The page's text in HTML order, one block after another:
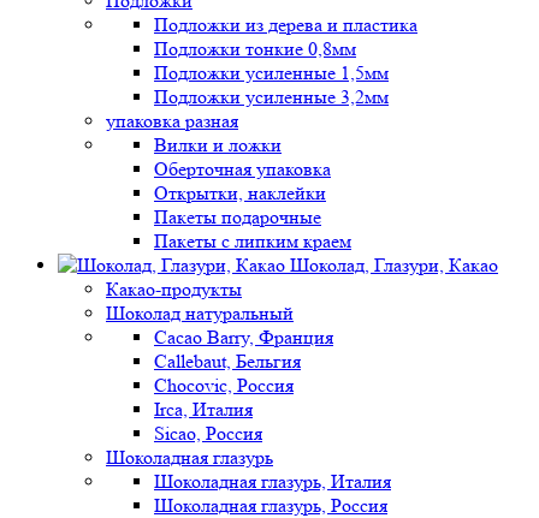
Подложки из дерева и пластика
Подложки тонкие 0,8мм
Подложки усиленные 1,5мм
Подложки усиленные 3,2мм
упаковка разная
Вилки и ложки
Оберточная упаковка
Открытки, наклейки
Пакеты подарочные
Пакеты с липким краем
Шоколад, Глазури, Какао
Какао-продукты
Шоколад натуральный
Cacao Barry, Франция
Callebaut, Бельгия
Chocovic, Россия
Irca, Италия
Sicao, Россия
Шоколадная глазурь
Шоколадная глазурь, Италия
Шоколадная глазурь, Россия